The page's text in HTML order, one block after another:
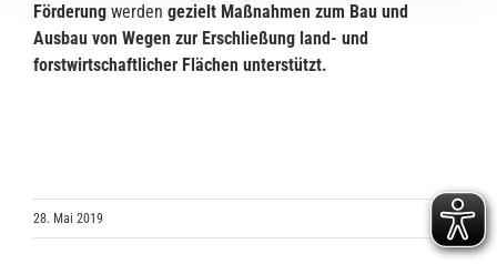
Förderung werden gezielt Maßnahmen zum Bau und
Ausbau von Wegen zur Erschließung land- und
forstwirtschaftlicher Flächen unterstützt.
28. Mai 2019